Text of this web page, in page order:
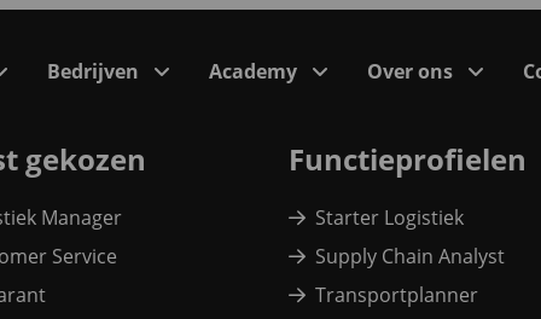
Bedrijven Academy
(Incompany)trainingen
Over ons
gekozen
Manager
Service
Functieprofielen
Starter Logistiek
Supply Chain Analyst
Transportplanner